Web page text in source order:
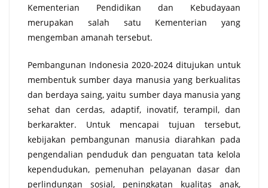
Kementerian Pendidikan dan Kebudayaan
merupakan salah satu Kementerian yang
mengemban amanah tersebut.
Pembangunan Indonesia 2020-2024 ditujukan untuk
membentuk sumber daya manusia yang berkualitas
dan berdaya saing, yaitu sumber daya manusia yang
sehat dan cerdas, adaptif, inovatif, terampil, dan
berkarakter. Untuk mencapai tujuan tersebut,
kebijakan pembangunan manusia diarahkan pada
pengendalian penduduk dan penguatan tata kelola
kependudukan, pemenuhan pelayanan dasar dan
perlindungan sosial, peningkatan kualitas anak,